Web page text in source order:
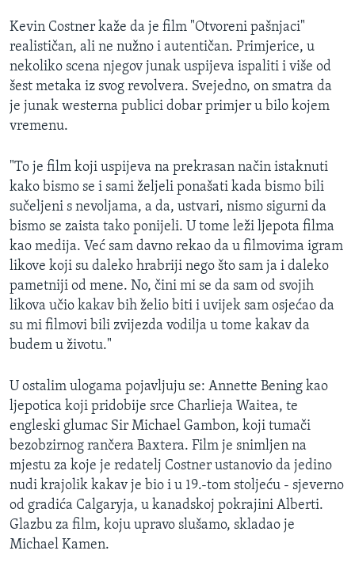
Kevin Costner kaže da je film "Otvoreni pašnjaci"
realističan, ali ne nužno i autentičan. Primjerice, u
nekoliko scena njegov junak uspijeva ispaliti i više od
šest metaka iz svog revolvera. Svejedno, on smatra da
je junak westerna publici dobar primjer u bilo kojem
vremenu.
"To je film koji uspijeva na prekrasan način istaknuti
kako bismo se i sami željeli ponašati kada bismo bili
sučeljeni s nevoljama, a da, ustvari, nismo sigurni da
bismo se zaista tako ponijeli. U tome leži ljepota filma
kao medija. Već sam davno rekao da u filmovima igram
likove koji su daleko hrabriji nego što sam ja i daleko
pametniji od mene. No, čini mi se da sam od svojih
likova učio kakav bih želio biti i uvijek sam osjećao da
su mi filmovi bili zvijezda vodilja u tome kakav da
budem u životu."
U ostalim ulogama pojavljuju se: Annette Bening kao
ljepotica koji pridobije srce Charlieja Waitea, te
engleski glumac Sir Michael Gambon, koji tumači
bezobzirnog rančera Baxtera. Film je snimljen na
mjestu za koje je redatelj Costner ustanovio da jedino
nudi krajolik kakav je bio i u 19.-tom stoljeću - sjeverno
od gradića Calgaryja, u kanadskoj pokrajini Alberti.
Glazbu za film, koju upravo slušamo, skladao je
Michael Kamen.